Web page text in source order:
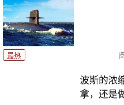
最热
波斯的浓
拿，还是